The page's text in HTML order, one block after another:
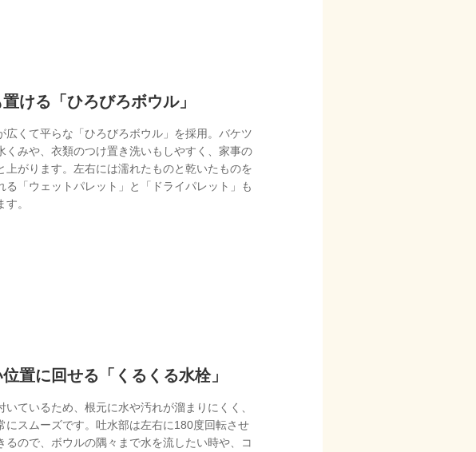
ける「ひろびろボウル」
広くて平らな「ひろびろボウル」を採用。バケツ
くみや、衣類のつけ置き洗いもしやすく、家事の
上がります。左右には濡れたものと乾いたものを
る「ウェットパレット」と「ドライパレット」も
。
置に回せる「くるくる水栓」
いているため、根元に水や汚れが溜まりにくく、
にスムーズです。吐水部は左右に180度回転させ
るので、ボウルの隅々まで水を流したい時や、コ